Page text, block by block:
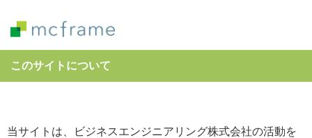
このサイトについて
当サイトは、ビジネスエンジニアリング株式会社の活動を